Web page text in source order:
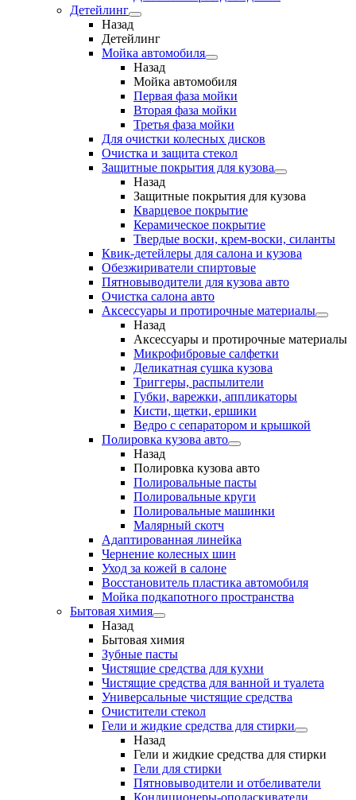
Детейлинг
Назад
Детейлинг
Мойка автомобиля
Назад
Мойка автомобиля
Первая фаза мойки
Вторая фаза мойки
Третья фаза мойки
Для очистки колесных дисков
Очистка и защита стекол
Защитные покрытия для кузова
Назад
Защитные покрытия для кузова
Кварцевое покрытие
Керамическое покрытие
Твердые воски, крем-воски, силанты
Квик-детейлеры для салона и кузова
Обезжириватели спиртовые
Пятновыводители для кузова авто
Очистка салона авто
Аксессуары и протирочные материалы
Назад
Аксессуары и протирочные материалы
Микрофибровые салфетки
Деликатная сушка кузова
Триггеры, распылители
Губки, варежки, аппликаторы
Кисти, щетки, ершики
Ведро с сепаратором и крышкой
Полировка кузова авто
Назад
Полировка кузова авто
Полировальные пасты
Полировальные круги
Полировальные машинки
Малярный cкотч
Адаптированная линейка
Чернение колесных шин
Уход за кожей в салоне
Восстановитель пластика автомобиля
Мойка подкапотного пространства
Бытовая химия
Назад
Бытовая химия
Зубные пасты
Чистящие средства для кухни
Чистящие средства для ванной и туалета
Универсальные чистящие средства
Очистители стекол
Гели и жидкие средства для стирки
Назад
Гели и жидкие средства для стирки
Гели для стирки
Пятновыводители и отбеливатели
Кондиционеры-ополаскиватели